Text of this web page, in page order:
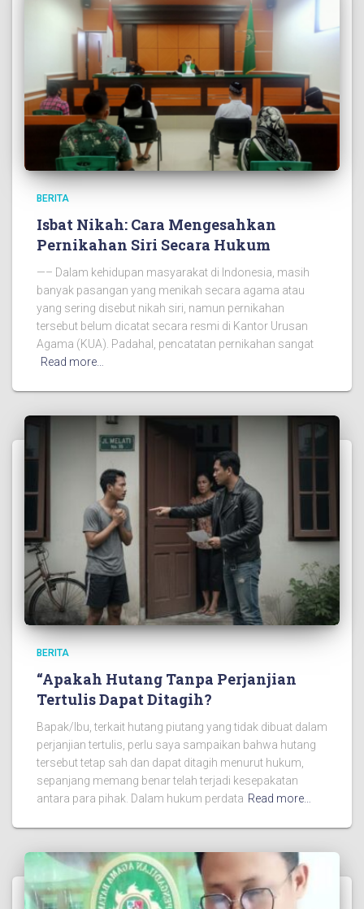
BERITA
Isbat Nikah: Cara Mengesahkan
Pernikahan Siri Secara Hukum
—– Dalam kehidupan masyarakat di Indonesia, masih
banyak pasangan yang menikah secara agama atau
yang sering disebut nikah siri, namun pernikahan
tersebut belum dicatat secara resmi di Kantor Urusan
Agama (KUA). Padahal, pencatatan pernikahan sangat
Read more…
BERITA
“Apakah Hutang Tanpa Perjanjian
Tertulis Dapat Ditagih?
Bapak/Ibu, terkait hutang piutang yang tidak dibuat dalam
perjanjian tertulis, perlu saya sampaikan bahwa hutang
tersebut tetap sah dan dapat ditagih menurut hukum,
sepanjang memang benar telah terjadi kesepakatan
antara para pihak. Dalam hukum perdata Read more…